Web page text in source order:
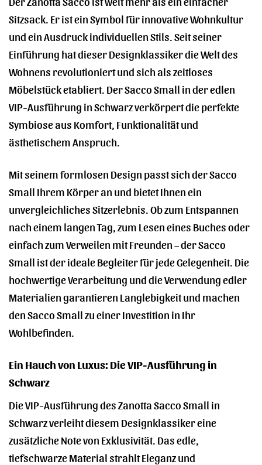
Sitzsack. Er ist ein Symbol für innovative Wohnkultur
und ein Ausdruck individuellen Stils. Seit seiner
Einführung hat dieser Designklassiker die Welt des
Wohnens revolutioniert und sich als zeitloses
Möbelstück etabliert. Der Sacco Small in der edlen
VIP-Ausführung in Schwarz verkörpert die perfekte
Symbiose aus Komfort, Funktionalität und
ästhetischem Anspruch.
Mit seinem formlosen Design passt sich der Sacco
Small Ihrem Körper an und bietet Ihnen ein
unvergleichliches Sitzerlebnis. Ob zum Entspannen
nach einem langen Tag, zum Lesen eines Buches oder
einfach zum Verweilen mit Freunden – der Sacco
Small ist der ideale Begleiter für jede Gelegenheit. Die
hochwertige Verarbeitung und die Verwendung edler
Materialien garantieren Langlebigkeit und machen
den Sacco Small zu einer Investition in Ihr
Wohlbefinden.
Ein Hauch von Luxus: Die VIP-Ausführung in
Schwarz
Die VIP-Ausführung des Zanotta Sacco Small in
Schwarz verleiht diesem Designklassiker eine
zusätzliche Note von Exklusivität. Das edle,
tiefschwarze Material strahlt Eleganz und